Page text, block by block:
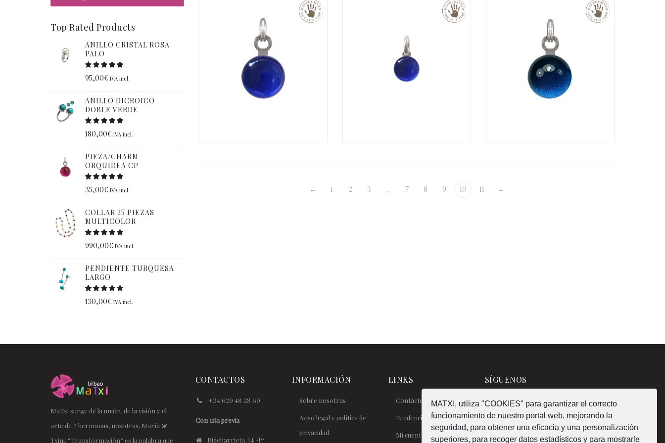
MATXI, utiliza "COOKIES" para garantizar el correcto
funcionamiento de nuestro portal web, mejorando la
seguridad, para obtener una eficacia y una personalización
superiores, para recoger datos estadísticos y para mostrarle
← 1 2 3 … 7 8 9 10 11 →
Top Rated Products
ANILLO CRISTAL ROSA
PALO
95,00€ IVA incl.
ANILLO DICROICO
DOBLE VERDE
180,00€ IVA incl.
PIEZA/CHARM
ORQUIDEA CP
35,00€ IVA incl.
COLLAR 25 PIEZAS
MULTICOLOR
990,00€ IVA incl.
PENDIENTE TURQUESA
LARGO
130,00€ IVA incl.
MaTxi surge de la unión, de la visión y el
arte de 2 hermanas, nosotras, María &
Txini. “Transformación” es la palabra que
CONTACTOS
+34 629 48 28 69
Con cita previa
Bidebarrieta, 14 -1º
INFORMACIÓN
Sobre nosotras
Aviso legal y política de
privacidad
LINKS
Contáctenos
Tendencias
Mi cuenta
SÍGUENOS
¿Como fabricamos?